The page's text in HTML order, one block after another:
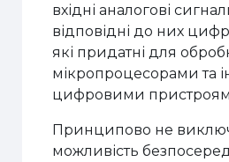
вхідні аналогові
відповідні до них
які придатні для
мікропроцесорами та
цифровими
Принципово не
можливість